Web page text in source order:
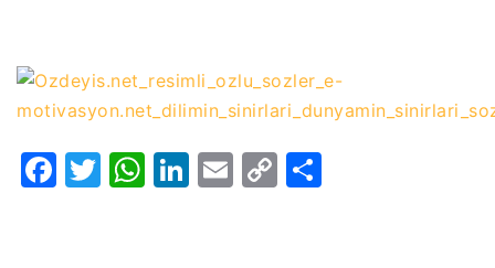
Facebook
Twitter
WhatsApp
LinkedIn
Email
Copy